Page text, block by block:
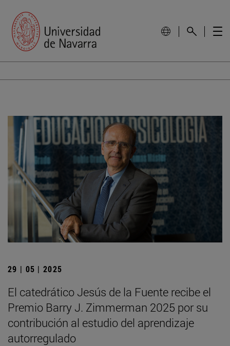
29 | 05 | 2025
El catedrático Jesús de la Fuente recibe el
Premio Barry J. Zimmerman 2025 por su
contribución al estudio del aprendizaje
autorregulado